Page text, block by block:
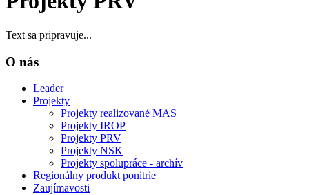
Text sa pripravuje...
O nás
Leader
Projekty
Projekty realizované MAS
Projekty IROP
Projekty PRV
Projekty NSK
Projekty spolupráce - archív
Regionálny produkt ponitrie
Zaujímavosti